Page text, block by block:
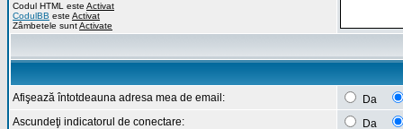
Codul HTML este Activat
CodulBB este Activat
Zâmbetele suntActivate
Afişează întotdeauna adresa mea de email:
Da
Ascundeţi indicatorul de conectare:
Da